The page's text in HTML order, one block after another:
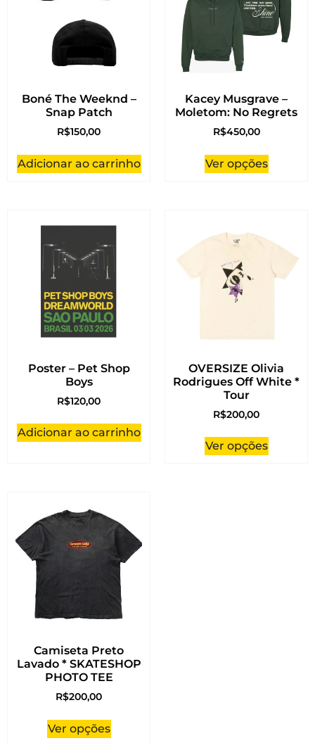
Boné The Weeknd –
Snap Patch
R$150,00
Adicionar ao carrinho
Kacey Musgrave –
Moletom: No Regrets
R$450,00
Ver opções
Poster – Pet Shop
Boys
R$120,00
Adicionar ao carrinho
OVERSIZE Olivia
Rodrigues Off White *
Tour
R$200,00
Ver opções
Camiseta Preto
Lavado * SKATESHOP
PHOTO TEE
R$200,00
Ver opções